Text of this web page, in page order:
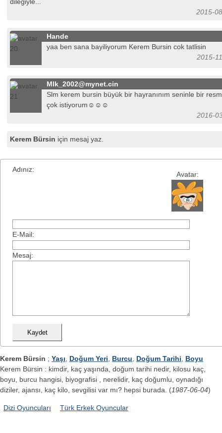
2015-
Hande
yaa ben sana bayiliyorum Kerem Bursin cok tatlisin
2015-
Mlk_2002@mynet.cin
Slm kerem bursin büyük bir hayranınım seninle bir
çok istiyorum☺☺☺
2016-
Kerem Bürsin için mesaj yaz.
Avatar:
Adınız:
E-Mail:
Mesaj:
Kerem Bürsin ; Yaşı Doğum Yeri Burcu Doğum Tarihi
Boyu
Kerem Bürsin : kimdir, kaç yaşında, doğum tarihi nedir, kilosu kaç,
boyu, burcu hangisi, biyografisi , nerelidir, kaç doğumlu, oynadığı
diziler, ajansı, kaç kilo, sevgilisi var mı? hepsi burada. (1987-06-04)
Dizi Oyuncuları Türk Erkek Oyuncular